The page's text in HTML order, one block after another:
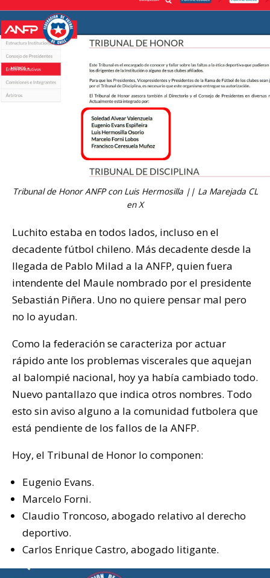
Tribunal de Honor ANFP con Luis Hermosilla || La Marejada CL
en X
Luchito estaba en todos lados, incluso en el
decadente fútbol chileno. Más decadente desde la
llegada de Pablo Milad a la ANFP, quien fuera
intendente del Maule nombrado por el presidente
Sebastián Piñera. Uno no quiere pensar mal pero
no lo ayudan.
Como la federación se caracteriza por actuar
rápido ante los problemas viscerales que aquejan
al balompié nacional, hoy ya había cambiado todo.
Nuevo pantallazo que indica otros nombres. Todo
esto sin aviso alguno a la comunidad futbolera que
está pendiente de los fallos de la ANFP.
Hoy, el Tribunal de Honor lo componen:
Eugenio Evans.
Marcelo Forni.
Claudio Troncoso, abogado relativo al derecho
deportivo.
Carlos Enrique Castro, abogado litigante.